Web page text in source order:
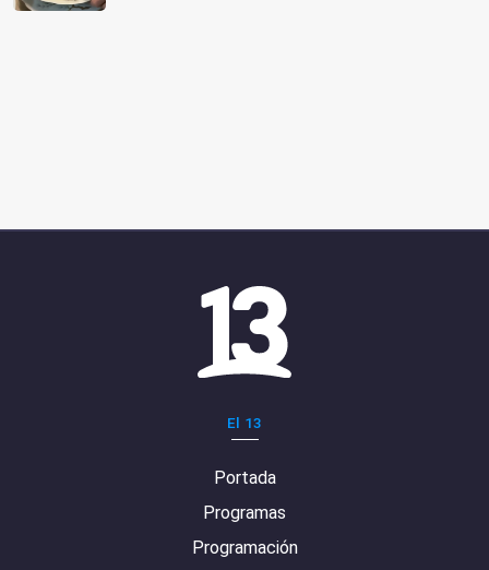
El 13
Portada
Programas
Programación